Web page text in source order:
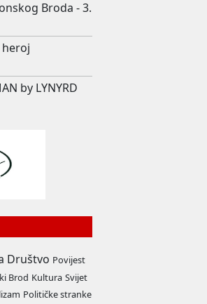
Broda - 3.
heroj
by LYNYRD
Društvo Povijest
Brod Kultura Svijet
Političke stranke